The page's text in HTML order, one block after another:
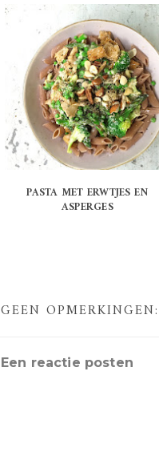
PASTA MET ERWTJES EN
ASPERGES
GEEN OPMERKINGEN:
Een reactie posten